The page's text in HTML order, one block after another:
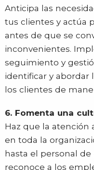
Anticipa las
tus clientes y actúa
antes de que se
inconvenientes.
seguimiento y
identificar y abordar
los clientes de
6. Fomenta una
Haz que la atención
en toda la
hasta el personal
reconoce a los